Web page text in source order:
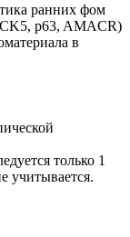
ранних фом
p63, AMACR)
в
только 1
учитывается.